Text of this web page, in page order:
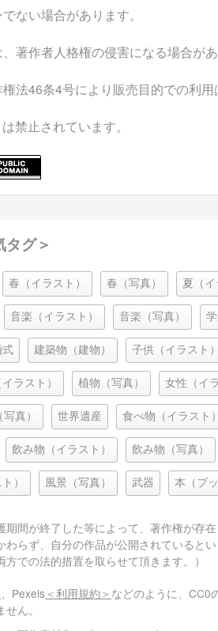
ない場合があります。
著作者人格権の侵害になる場合があ
法46条4号により販売目的での利用
禁止されています。
タグ＞
春（イラスト） 春（写真） 夏（イ
音楽（イラスト） 音楽（写真）
式 建築物（建物） 子供（イラスト）
ラスト） 植物（写真） 女性（イ
真） 世界遺産 食べ物（イラスト）
飲み物（イラスト） 飲み物（写真）
） 風景（写真） 武器 本（ブッ
間が終了した等によって、著作権が存
らず、自分の作品が公開されていると
での法的措置を取らせて頂きます。）
、Pexels ＜利用規約＞ などのように、CC0
ん。